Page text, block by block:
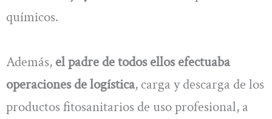
químicos.
Además, el padre de todos ellos efectuaba
operaciones de logística, carga y descarga de los
productos fitosanitarios de uso profesional, a